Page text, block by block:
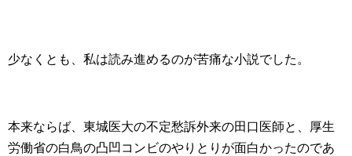
少なくとも、私は読み進めるのが苦痛な小説でした。
本来ならば、東城医大の不定愁訴外来の田口医師と、厚生
労働省の白鳥の凸凹コンビのやりとりが面白かったのであ